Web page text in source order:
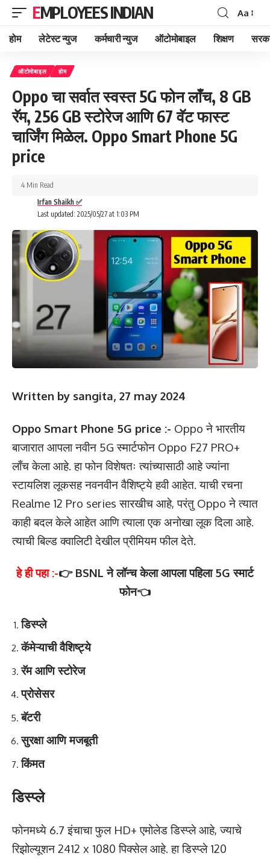
EMPLOYEES INDIAN
Font
Resizer
Aa
होम लेटेस्ट न्युज कर्मचारी न्युज ऑटोमोबाइल शिक्षण
ऑटोमोबाइल होम
Oppo चा सर्वात स्वस्त 5G फोन लाँच, 8 GB
रॅम, 256 GB स्टोरेज आणि 67 वॅट फास्ट
चार्जिंग मिळेल. Oppo Smart Phone 5G
price
Last updated: 2025/05/27 at 1:03 PM
Irfan Shaikh ✅
4 Min Read
Written by sangita, 27 may 2024
Oppo Smart Phone 5G price :- Oppo ने भारतीय
बाजारात आपला नवीन 5G स्मार्टफोन Oppo F27 PRO+
लाँच केला आहे. हा फोन विशेषतः त्यांच्यासाठी आहे ज्यांना
स्टायलिश लूकसह नवनवीन वैशिष्ट्ये हवी आहेत. याची रचना
Realme 12 Pro series सारखीच आहे, परंतु Oppo ने त्यात
काही बदल केले आहेत आणि त्याला एक अनोखा लूक दिला आहे.
त्याची बिल्ड क्वालिटी देखील प्रीमियम फील देते.
हे ही पहा :-👉 BSNL ने लॉन्च केला आपला पहिला 5G स्मार्ट
फोन👈
डिस्प्ले
कॅमेऱ्याची वैशिष्ट्ये
रॅम आणि स्टोरेज
प्रोसेसर
बॅटरी
सुरक्षा आणि मजबूती
किंमत
डिस्प्ले
फोनमध्ये 6.7 इंचाचा फुल HD+ एमोलेड डिस्प्ले आहे, ज्याचे
रिझोल्यूशन 2412 x 1080 पिक्सेल आहे. हा डिस्प्ले 120